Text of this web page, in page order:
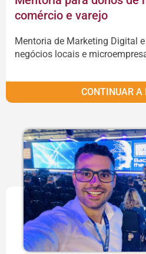
comércio e varejo
Mentoria de Marketing Digital
negócios locais e
CONTINUAR A